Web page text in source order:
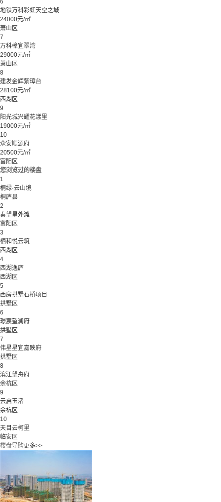
6
地铁万科彩虹天空之城
24000元/㎡
萧山区
7
万科樟宜翠湾
29000元/㎡
萧山区
8
建发金辉紫璋台
28100元/㎡
西湖区
9
阳光城兴耀花漾里
19000元/㎡
10
众安顺源府
20500元/㎡
富阳区
您浏览过的楼盘
1
桐绿·云山境
桐庐县
2
秦望星外滩
富阳区
3
栖和悦云筑
西湖区
4
西湖逸庐
西湖区
5
西房拱墅石桥项目
拱墅区
6
璟宸望澜府
拱墅区
7
伟星星宜嘉映府
拱墅区
8
滨江望舟府
余杭区
9
云启玉渚
余杭区
10
天目云柯里
临安区
楼盘导购更多>>